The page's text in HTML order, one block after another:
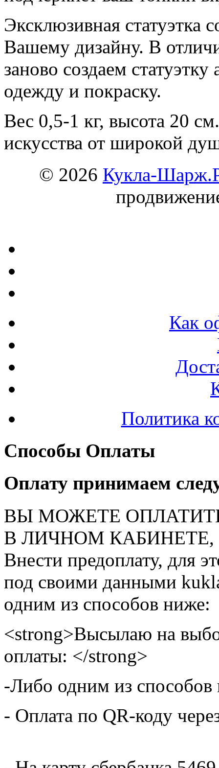
Эксклюзивная статуэтка
Вашему дизайну. В
заново создаем
одежду и покраску.
Вес 0,5-1 кг, высота 20
искусства от широкой
© 2026 Кукла-
Как
Политика
Способы Оплаты
Оплату принимаем
ВЫ МОЖЕТЕ
В ЛИЧНОМ КАБИНЕТЕ,
Внести предоплату, для
под своими данными
одним из способов ниже:
<strong>Высылаю на
оплаты: </strong>
-Либо одним из
- Оплата по QR-коду